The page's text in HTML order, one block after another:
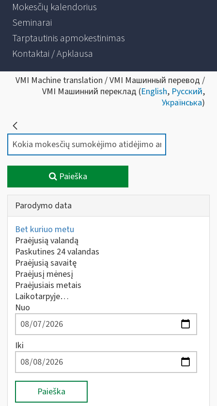
Mokesčių kalendorius
Seminarai
Tarptautinis apmokestinimas
Kontaktai / Apklausa
VMI Machine translation / VMI Машинный перевод /
VMI Машинний переклад (English, Русский,
Українська)
Paieška
Parodymo data
Bet kuriuo metu
Praėjusią valandą
Paskutines 24 valandas
Praėjusią savaitę
Praėjusį mėnesį
Praėjusiais metais
Laikotarpyje…
Nuo
Iki
Paieška